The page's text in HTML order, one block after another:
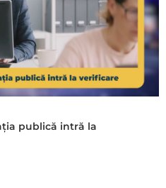
publică intră la